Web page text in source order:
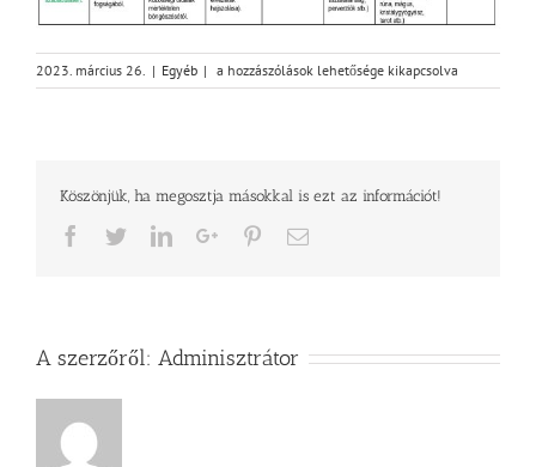
2023. március 26. | Egyéb | Böjti
imanaptár
a hozzászólások lehetősége kikapcsolva
Köszönjük, ha megosztja másokkal is ezt az információt!
Facebook
TwitterLinkedInGoogle+PinterestEmail
A szerzőről: Adminisztrátor